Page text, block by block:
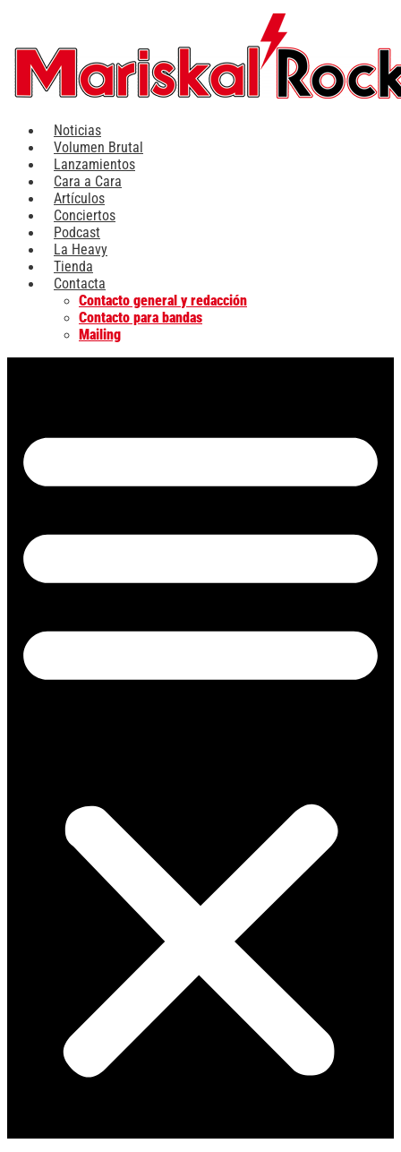
contenido
Noticias
Volumen Brutal
Lanzamientos
Cara a Cara
Artículos
Conciertos
Podcast
La Heavy
Tienda
Contacta
Contacto general y redacción
Contacto para bandas
Mailing